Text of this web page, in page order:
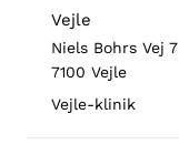
Vejle
Niels Bohrs Vej 7
7100 Vejle
Vejle-klinik